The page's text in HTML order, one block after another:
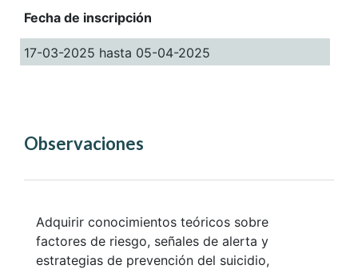
Fecha de inscripción
17-03-2025 hasta 05-04-2025
Observaciones
Adquirir conocimientos teóricos sobre
factores de riesgo, señales de alerta y
estrategias de prevención del suicidio,